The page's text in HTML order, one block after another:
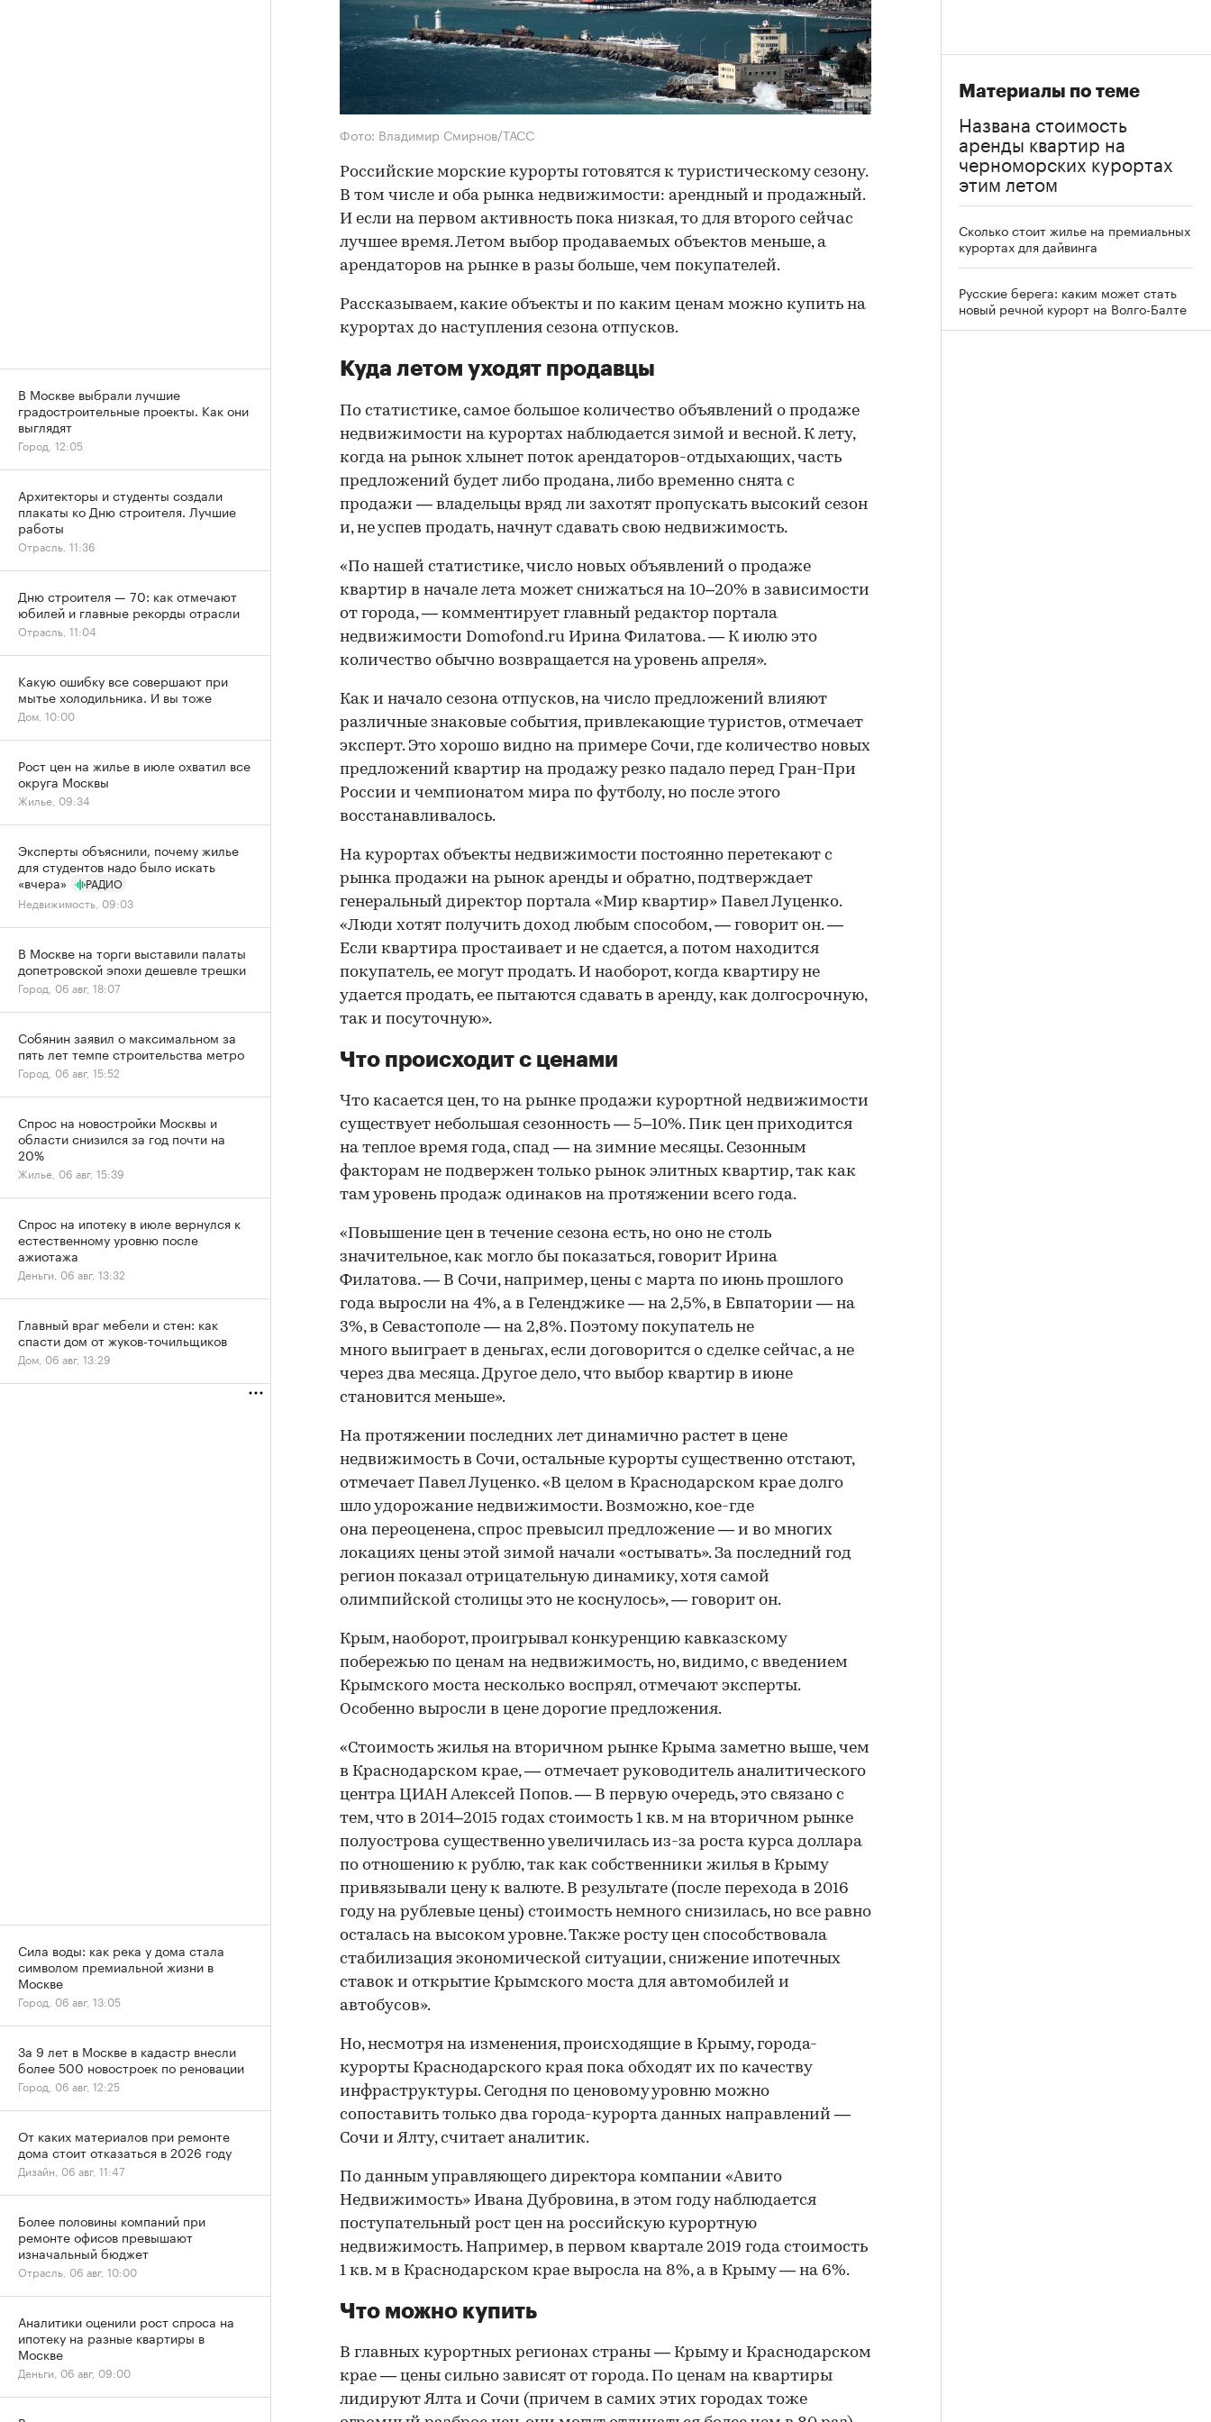
Фото: Владимир Смирнов/ТАСС
Российские морские курорты готовятся к туристическому сезону.
В том числе и оба рынка недвижимости: арендный и продажный.
И если на первом активность пока низкая, то для второго сейчас
лучшее время. Летом выбор продаваемых объектов меньше, а
арендаторов на рынке в разы больше, чем покупателей.
Рассказываем, какие объекты и по каким ценам можно купить на
курортах до наступления сезона отпусков.
Куда летом уходят продавцы
По статистике, самое большое количество объявлений о продаже
недвижимости на курортах наблюдается зимой и весной. К лету,
когда на рынок хлынет поток арендаторов-отдыхающих, часть
предложений будет либо продана, либо временно снята с
продажи — владельцы вряд ли захотят пропускать высокий сезон
и, не успев продать, начнут сдавать свою недвижимость.
«По нашей статистике, число новых объявлений о продаже
квартир в начале лета может снижаться на 10–20% в зависимости
от города, — комментирует главный редактор портала
недвижимости Domofond.ru Ирина Филатова. — К июлю это
количество обычно возвращается на уровень апреля».
Как и начало сезона отпусков, на число предложений влияют
различные знаковые события, привлекающие туристов, отмечает
эксперт. Это хорошо видно на примере Сочи, где количество новых
предложений квартир на продажу резко падало перед Гран-При
России и чемпионатом мира по футболу, но после этого
восстанавливалось.
На курортах объекты недвижимости постоянно перетекают с
рынка продажи на рынок аренды и обратно, подтверждает
генеральный директор портала «Мир квартир» Павел Луценко.
«Люди хотят получить доход любым способом, — говорит он. —
Если квартира простаивает и не сдается, а потом находится
покупатель, ее могут продать. И наоборот, когда квартиру не
удается продать, ее пытаются сдавать в аренду, как долгосрочную,
так и посуточную».
Что происходит с ценами
Что касается цен, то на рынке продажи курортной недвижимости
существует небольшая сезонность — 5–10%. Пик цен приходится
на теплое время года, спад — на зимние месяцы. Сезонным
факторам не подвержен только рынок элитных квартир, так как
там уровень продаж одинаков на протяжении всего года.
«Повышение цен в течение сезона есть, но оно не столь
значительное, как могло бы показаться, говорит Ирина
Филатова. — В Сочи, например, цены с марта по июнь прошлого
года выросли на 4%, а в Геленджике — на 2,5%, в Евпатории — на
3%, в Севастополе — на 2,8%. Поэтому покупатель не
много выиграет в деньгах, если договорится о сделке сейчас, а не
через два месяца. Другое дело, что выбор квартир в июне
становится меньше».
На протяжении последних лет динамично растет в цене
недвижимость в Сочи, остальные курорты существенно отстают,
отмечает Павел Луценко. «В целом в Краснодарском крае долго
шло удорожание недвижимости. Возможно, кое-где
она переоценена, спрос превысил предложение — и во многих
локациях цены этой зимой начали «остывать». За последний год
регион показал отрицательную динамику, хотя самой
олимпийской столицы это не коснулось», — говорит он.
Крым, наоборот, проигрывал конкуренцию кавказскому
побережью по ценам на недвижимость, но, видимо, с введением
Крымского моста несколько воспрял, отмечают эксперты.
Особенно выросли в цене дорогие предложения.
«Стоимость жилья на вторичном рынке Крыма заметно выше, чем
в Краснодарском крае, — отмечает руководитель аналитического
центра ЦИАН Алексей Попов. — В первую очередь, это связано с
тем, что в 2014–2015 годах стоимость 1 кв. м на вторичном рынке
полуострова существенно увеличилась из-за роста курса доллара
по отношению к рублю, так как собственники жилья в Крыму
привязывали цену к валюте. В результате (после перехода в 2016
году на рублевые цены) стоимость немного снизилась, но все равно
осталась на высоком уровне. Также росту цен способствовала
стабилизация экономической ситуации, снижение ипотечных
ставок и открытие Крымского моста для автомобилей и
автобусов».
Но, несмотря на изменения, происходящие в Крыму, города-
курорты Краснодарского края пока обходят их по качеству
инфраструктуры. Сегодня по ценовому уровню можно
сопоставить только два города-курорта данных направлений —
Сочи и Ялту, считает аналитик.
По данным управляющего директора компании «Авито
Недвижимость» Ивана Дубровина, в этом году наблюдается
поступательный рост цен на российскую курортную
недвижимость. Например, в первом квартале 2019 года стоимость
1 кв. м в Краснодарском крае выросла на 8%, а в Крыму — на 6%.
Что можно купить
В главных курортных регионах страны — Крыму и Краснодарском
крае — цены сильно зависят от города. По ценам на квартиры
лидируют Ялта и Сочи (причем в самих этих городах тоже
Материалы по теме
Названа стоимость
аренды квартир на
черноморских курортах
этим летом
Сколько стоит жилье на премиальных
курортах для дайвинга
Русские берега: каким может стать
новый речной курорт на Волго-Балте
В Москве выбрали лучшие
градостроительные проекты. Как они
выглядят
Город, 12:05
Архитекторы и студенты создали
плакаты ко Дню строителя. Лучшие
работы
Отрасль, 11:36
Дню строителя — 70: как отмечают
юбилей и главные рекорды отрасли
Отрасль, 11:04
Какую ошибку все совершают при
мытье холодильника. И вы тоже
Дом, 10:00
Рост цен на жилье в июле охватил все
округа Москвы
Жилье, 09:34
Эксперты объяснили, почему жилье
для студентов надо было искать
«вчера»
РАДИО
Недвижимость, 09:03
В Москве на торги выставили палаты
допетровской эпохи дешевле трешки
Город, 06 авг, 18:07
Собянин заявил о максимальном за
пять лет темпе строительства метро
Город, 06 авг, 15:52
Спрос на новостройки Москвы и
области снизился за год почти на
20%
Жилье, 06 авг, 15:39
Спрос на ипотеку в июле вернулся к
естественному уровню после
ажиотажа
Деньги, 06 авг, 13:32
Главный враг мебели и стен: как
спасти дом от жуков-точильщиков
Дом, 06 авг, 13:29
Сила воды: как река у дома стала
символом премиальной жизни в
Москве
Город, 06 авг, 13:05
За 9 лет в Москве в кадастр внесли
более 500 новостроек по реновации
Город, 06 авг, 12:25
От каких материалов при ремонте
дома стоит отказаться в 2026 году
Дизайн, 06 авг, 11:47
Более половины компаний при
ремонте офисов превышают
изначальный бюджет
Отрасль, 06 авг, 10:00
Аналитики оценили рост спроса на
ипотеку на разные квартиры в
Москве
Деньги, 06 авг, 09:00